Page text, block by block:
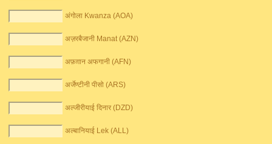
अंगोला Kwanza (AOA)
अज़रबैजानी Manat (AZN)
अफ़ग़ान अफगानी (AFN)
अर्जेण्टीनी पीसो (ARS)
अल्जीरीयाई दिनार (DZD)
अल्बानियाई Lek (ALL)